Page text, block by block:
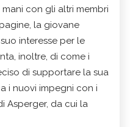
con gli altri membri
la giovane
interesse per le
inoltre, di come i
di supportare la sua
i nuovi impegni con i
Asperger, da cui la